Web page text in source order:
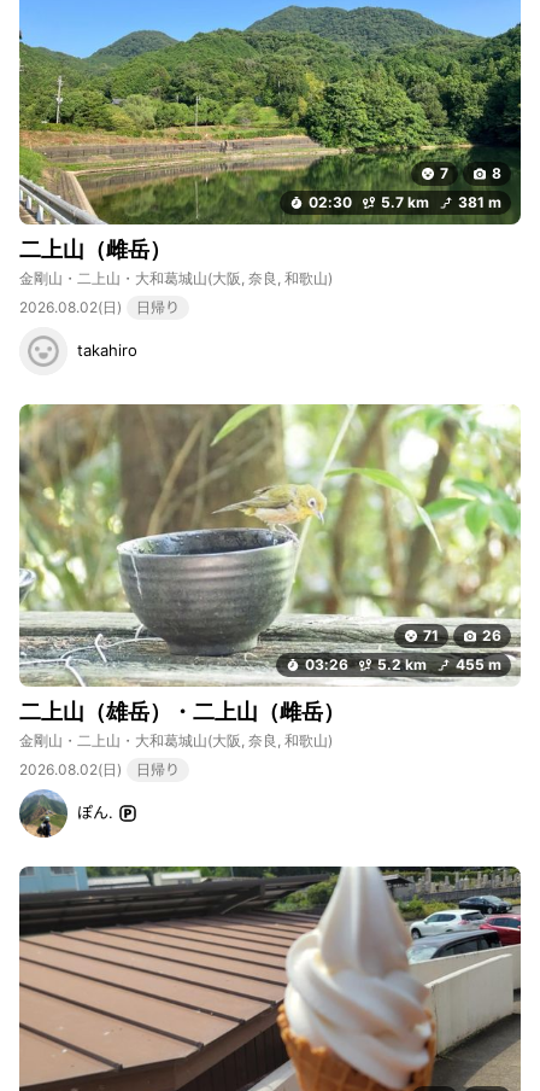
7
8
02:30
5.7 km 381 m
二上山（雌岳）
金剛山・二上山・大和葛城山(大阪, 奈良, 和歌山)
2026.08.02(日)
日帰り
takahiro
71
26
03:26
5.2 km 455 m
二上山（雄岳）・二上山（雌岳）
金剛山・二上山・大和葛城山(大阪, 奈良, 和歌山)
2026.08.02(日)
日帰り
ぽん.